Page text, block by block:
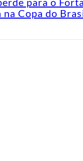
na Copa do